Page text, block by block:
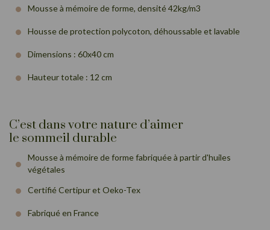
Mousse à mémoire de forme, densité 42kg/m3
Housse de protection polycoton, déhoussable et lavable
Dimensions : 60x40 cm
Hauteur totale : 12 cm
C’est dans votre nature d’aimer
le sommeil durable
Mousse à mémoire de forme fabriquée à partir d'huiles
végétales
Certifié Certipur et Oeko-Tex
Fabriqué en France